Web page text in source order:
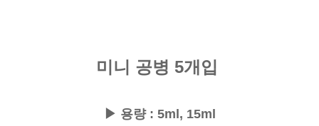
미니 공병 5개입
▶ 용량 : 5ml, 15ml